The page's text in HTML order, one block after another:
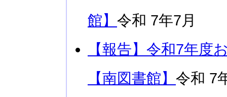
館】 令和 7年7月
【報告】令和7年度
【南図書館】 令和 7